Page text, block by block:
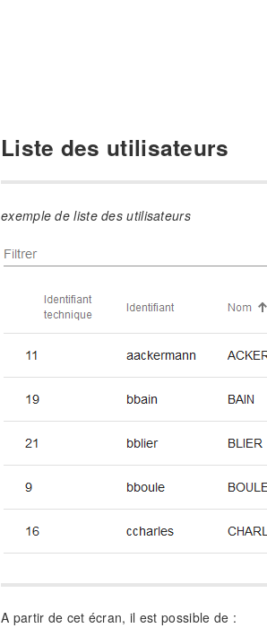
Liste des utilisateurs
exemple de liste des utilisateurs
A partir de cet écran, il est possible de :